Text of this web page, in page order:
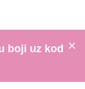
boji uz kod